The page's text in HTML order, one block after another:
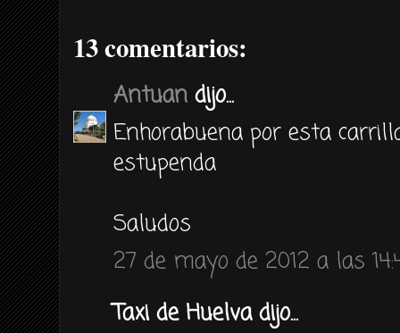
13 comentarios:
Antuan dijo...
Enhorabuena por esta
estupenda
Saludos
27 de mayo de 2012 a las
Taxi de Huelva dijo...